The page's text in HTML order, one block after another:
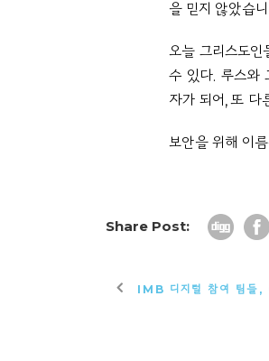
을 믿지 않았습
오늘 그리스도
수 있다. 루스와
자가 되어, 또 다
보안을 위해 이
Share Post:
IMB 디지털 참여 팀들,